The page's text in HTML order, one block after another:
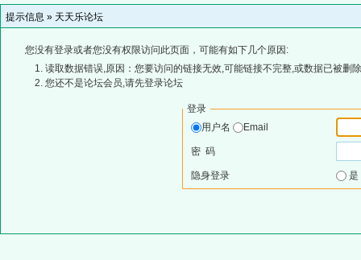
提示信息 » 天天乐论坛
您没有登录或者您没有权限访问此页面，可能有如下几个原因:
读取数据错误,原因：您要访问的链接无效,可能链接不完整,或数据已被删
您还不是论坛会员,请先登录论坛
登录
用户名
Email
密 码
隐身登录